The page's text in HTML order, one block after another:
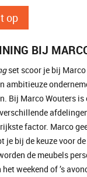
op
BIJ
set scoor je bij
ambitieuze
Bij Marco Wouters is
factor. Marco
je bij de keuze voor
de meubels
weekend of ’s